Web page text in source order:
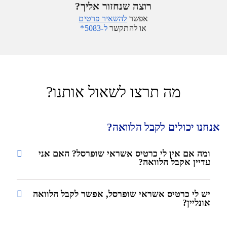
רוצה שנחזור אליך?
אפשר להשאיר פרטים
או להתקשרל-5083*
מה תרצו לשאול אותנו?
אנחנו יכולים לקבל הלוואה?
ומה אם אין לי כרטיס אשראי שופרסל? האם אני
עדיין אקבל הלוואה?
יש לי כרטיס אשראי שופרסל, אפשר לקבל הלוואה
אונליין?